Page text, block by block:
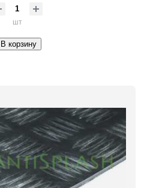
шт
В корзину